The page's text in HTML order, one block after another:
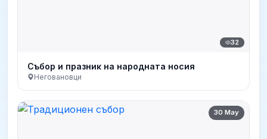
32
Събор и празник на народната носия
Неговановци
30 May